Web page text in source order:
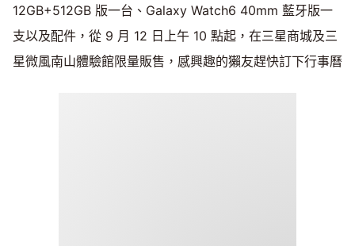
12GB+512GB 版一台、Galaxy Watch6 40mm 藍牙版一
支以及配件，從 9 月 12 日上午 10 點起，在三星商城及三
星微風南山體驗館限量販售，感興趣的獺友趕快訂下行事曆